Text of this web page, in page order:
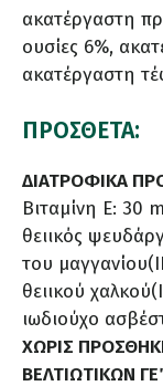
ακατέργαστη
ουσίες 6%,
ακατέργαστη
ΠΡΟΣΘΕΤΑ:
ΔΙΑΤΡΟΦΙΚΑ
Βιταμίνη E: 30
θειικός
του
θειικού
ιωδιούχο
ΧΩΡΙΣ
ΒΕΛΤΙΩΤΙΚΩΝ